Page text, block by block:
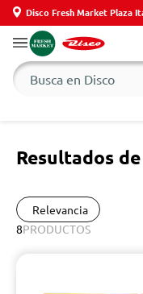
Disco Fresh Market Plaza
Resultados
Relevancia
8PRODUCTOS